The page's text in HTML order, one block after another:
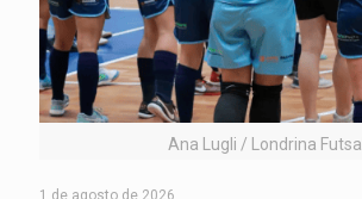
Ana Lugli / Londrina Futsal
1 de agosto de 2026